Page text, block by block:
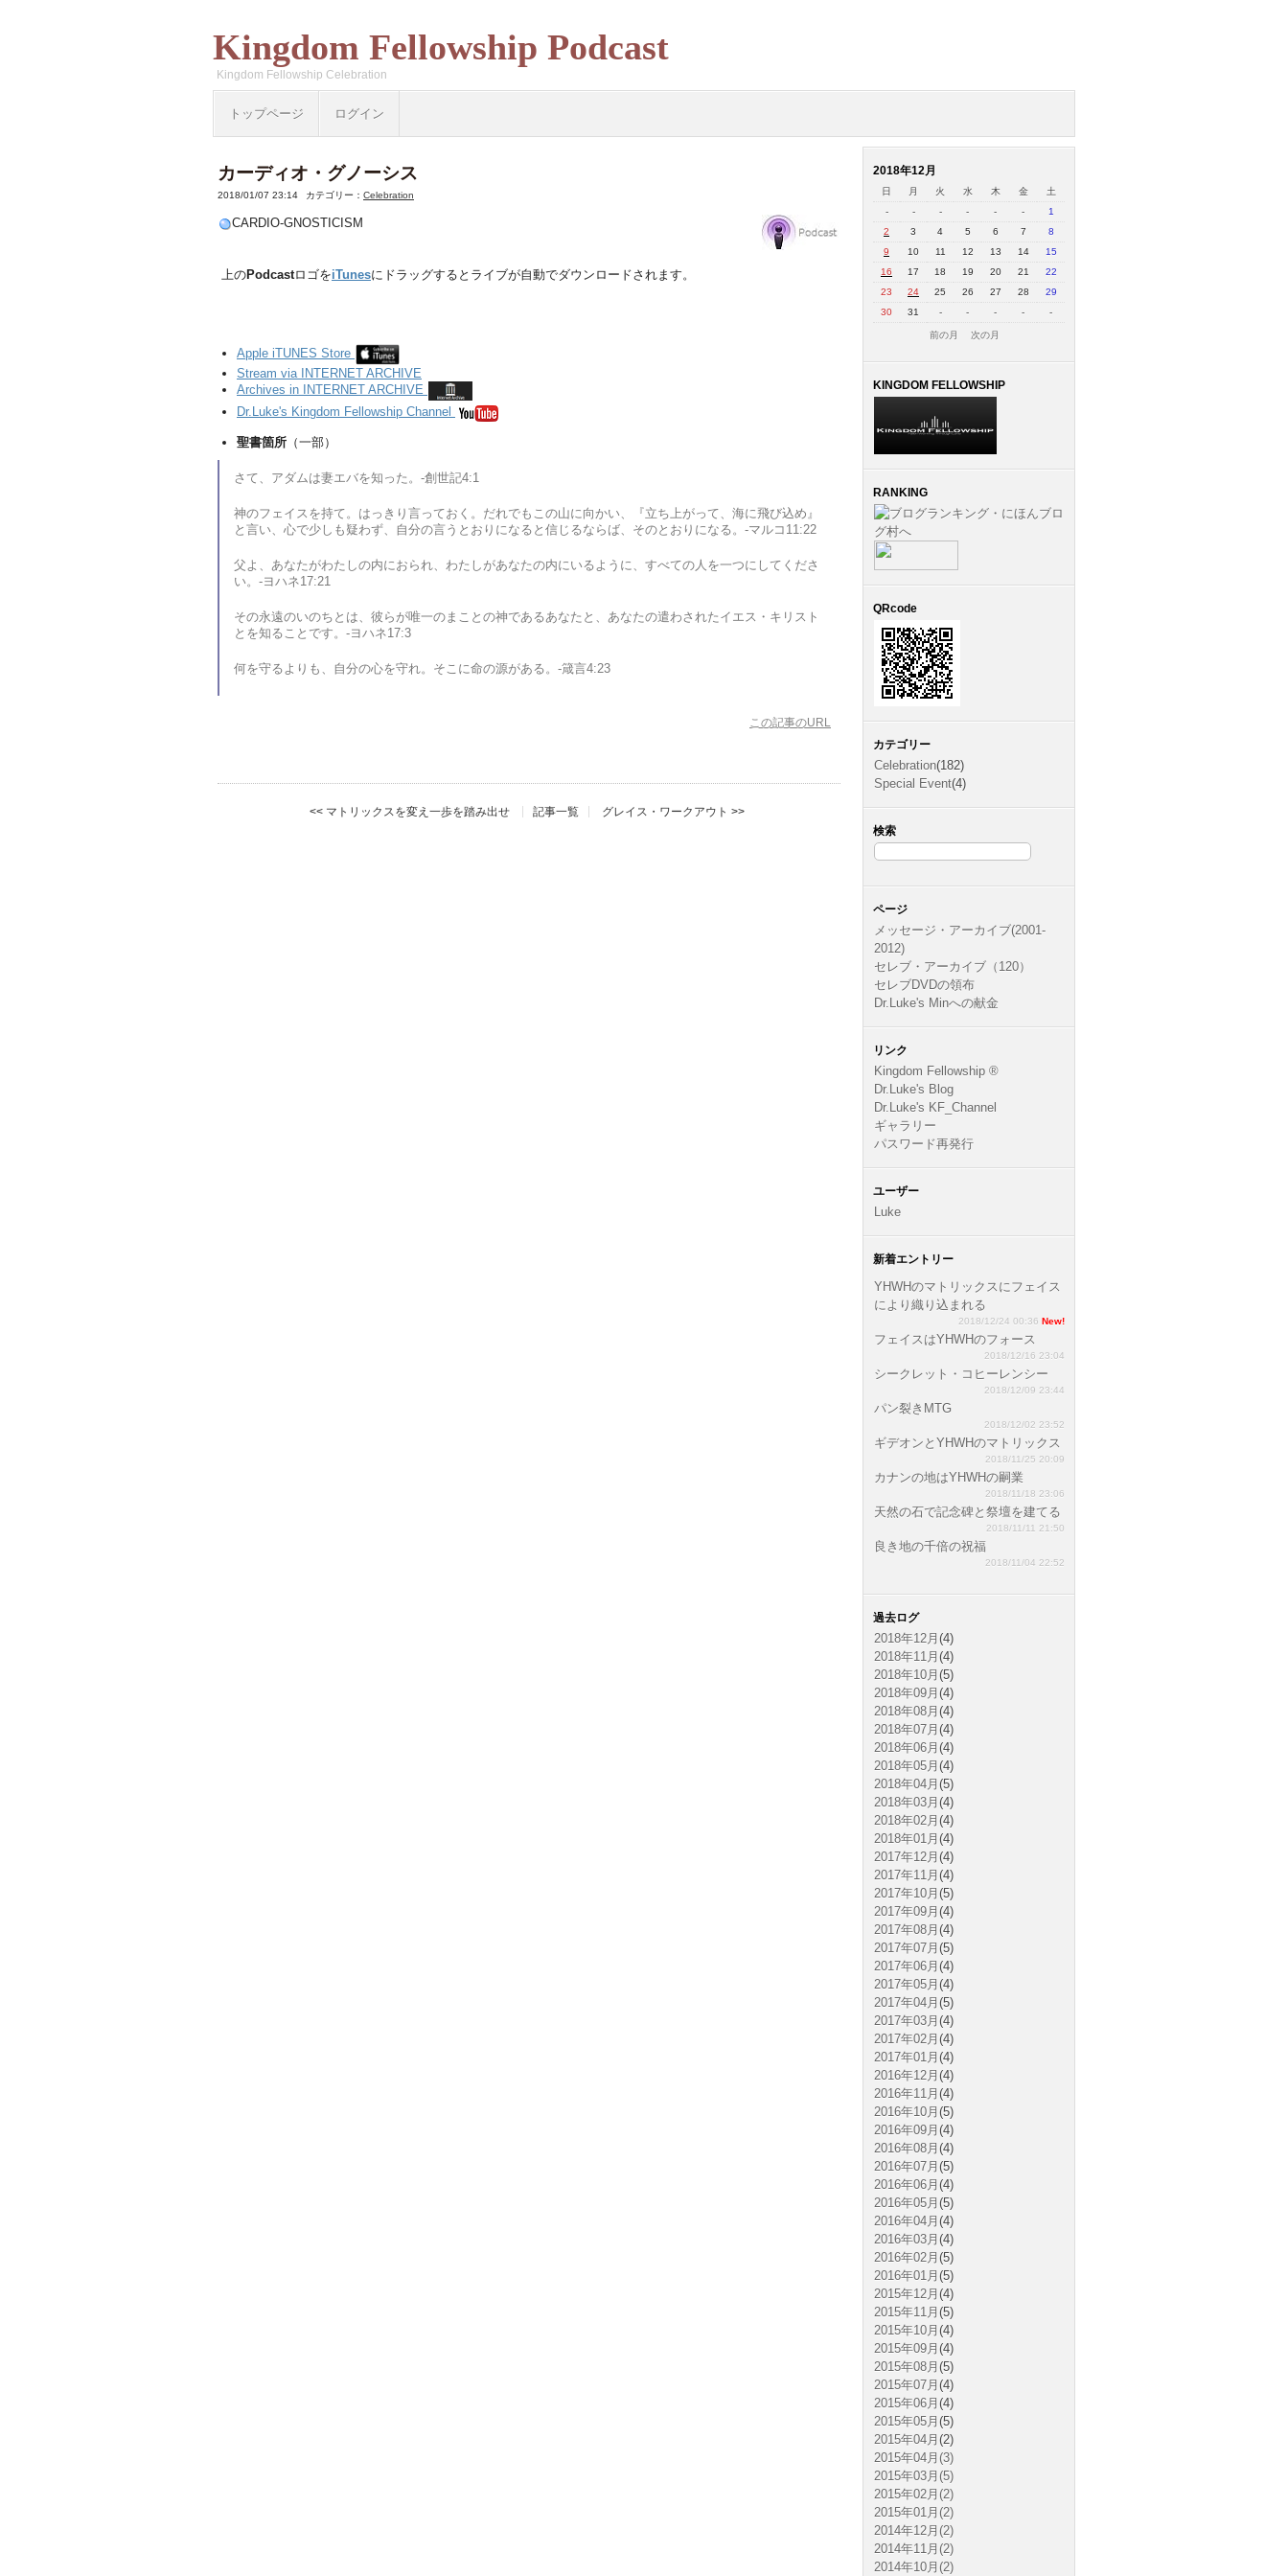
Kingdom Fellowship Podcast
Kingdom Fellowship Celebration
トップページ ログイン
カーディオ・グノーシス
2018/01/07 23:14 カテゴリー： Celebration
CARDIO-GNOSTICISM
上のPodcastロゴをiTunesにドラッグするとライブが自動でダウンロードされます。
Apple iTUNES Store
Stream via INTERNET ARCHIVE
Archives in INTERNET ARCHIVE
Dr.Luke's Kingdom Fellowship Channel
聖書箇所 （一部）
さて、アダムは妻エバを知った。-創世記4:1
神のフェイスを持て。はっきり言っておく。だれでもこの山に向かい、『立ち上がって、海に飛び込め』
と言い、心で少しも疑わず、自分の言うとおりになると信じるならば、そのとおりになる。-マルコ11:22
父よ、あなたがわたしの内におられ、わたしがあなたの内にいるように、すべての人を一つにしてくださ
い。-ヨハネ17:21
その永遠のいのちとは、彼らが唯一のまことの神であるあなたと、あなたの遣わされたイエス・キリスト
とを知ることです。-ヨハネ17:3
何を守るよりも、自分の心を守れ。そこに命の源がある。-箴言4:23
この記事のURL
マトリックスを変え一歩を踏み出せ 記事一覧 グレイス・ワークアウト
2018年12月
日 月 火 水 木 金
土
-
- - - - -
1
2
3 4 5 6 7
8
9
10 11 12 13 14
15
16
17 18 19 20 21
22
23
24 25 26 27 28
29
30
31 - - - - -
前の月 次の月
KINGDOM FELLOWSHIP
RANKING
QRcode
カテゴリー
Celebration(182)
Special Event(4)
検索
ページ
メッセージ・アーカイブ(2001-
2012)
セレブ・アーカイブ（120）
セレブDVDの領布
Dr.Luke's Minへの献金
リンク
Kingdom Fellowship ®
Dr.Luke's Blog
Dr.Luke's KF_Channel
ギャラリー
パスワード再発行
ユーザー
Luke
新着エントリー
YHWHのマトリックスにフェイス
により織り込まれる
2018/12/24 00:36 New!
フェイスはYHWHのフォース
2018/12/16 23:04
シークレット・コヒーレンシー
2018/12/09 23:44
パン裂きMTG
2018/12/02 23:52
ギデオンとYHWHのマトリックス
2018/11/25 20:09
カナンの地はYHWHの嗣業
2018/11/18 23:06
天然の石で記念碑と祭壇を建てる
2018/11/11 21:50
良き地の千倍の祝福
2018/11/04 22:52
過去ログ
2018年12月 (4)
2018年11月 (4)
2018年10月 (5)
2018年09月 (4)
2018年08月 (4)
2018年07月 (4)
2018年06月 (4)
2018年05月 (4)
2018年04月 (5)
2018年03月 (4)
2018年02月 (4)
2018年01月 (4)
2017年12月 (4)
2017年11月 (4)
2017年10月 (5)
2017年09月 (4)
2017年08月 (4)
2017年07月 (5)
2017年06月 (4)
2017年05月 (4)
2017年04月 (5)
2017年03月 (4)
2017年02月 (4)
2017年01月 (4)
2016年12月 (4)
2016年11月 (4)
2016年10月 (5)
2016年09月 (4)
2016年08月 (4)
2016年07月 (5)
2016年06月 (4)
2016年05月 (5)
2016年04月 (4)
2016年03月 (4)
2016年02月 (5)
2016年01月 (5)
2015年12月 (4)
2015年11月 (5)
2015年10月 (4)
2015年09月 (4)
2015年08月 (5)
2015年07月 (4)
2015年06月 (4)
2015年05月 (5)
2015年04月 (2)
2015年04月(3)
2015年03月(5)
2015年02月(2)
2015年01月(2)
2014年12月(2)
2014年11月(2)
2014年10月(2)